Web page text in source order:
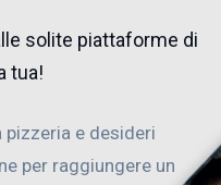
solite piattaforme di
tua!
pizzeria e desideri
per raggiungere un